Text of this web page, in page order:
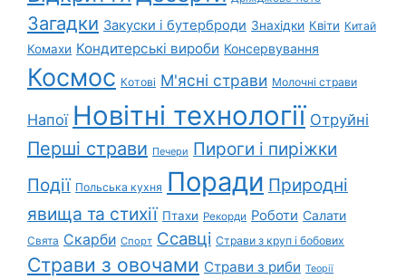
Загадки Закуски і бутерброди Знахідки Квіти Китай
Комахи Кондитерські вироби Консервування
Космос Котові М'ясні страви Молочні страви
Напої Новітні технології Отруйні
Перші страви Печери Пироги і пиріжки
Події Польська кухня Поради Природні
явища та стихії Птахи Рекорди Роботи Салати
Свята Скарби Спорт Ссавці Страви з круп і бобових
Страви з овочами Страви з риби Теорії